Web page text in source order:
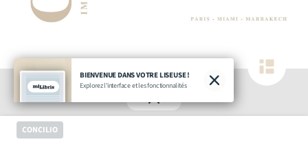
BIENVENUE DANS VOTRE LISEUSE !
Explorez l'interface et les fonctionnalités
CONCILIO